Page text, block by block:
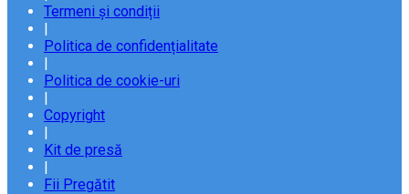
Termeni și condiții
|
Politica de confidențialitate
|
Politica de cookie-uri
|
Copyright
|
Kit de presă
|
Fii Pregătit